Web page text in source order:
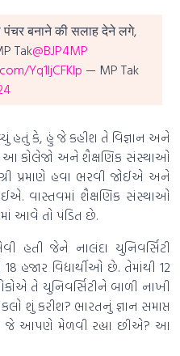
पंचर बनाने की सलाह देने लगे,
Tak@BJP4MP
Yq1IjCFKIp — MP Tak
હતું કે, હું જે કહીશ તે વિજ્ઞાન અને
આ કોલેજો અને શૈક્ષણિક સંસ્થાઓ
પ્રમાણે હવા ભરવી જોઈએ અને
વાસ્તવમાં શૈક્ષણિક સંસ્થાઓ
આવે તો પંડિત છે.
હતી જેને નાલંદા યુનિવર્સિટી
હજાર વિદ્યાર્થીઓ છે. તેમાંથી 12
તે યુનિવર્સિટીને બાળી નાખી
શું કરીશ? ભારતનું જ્ઞાન સમાપ્ત
આપણે મેળવી રહ્યા છીએ? આ